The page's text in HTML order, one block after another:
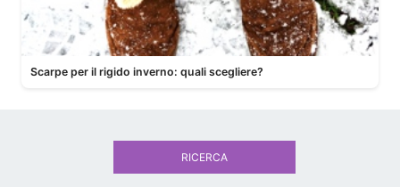
Scarpe per il rigido inverno: quali scegliere?
RICERCA